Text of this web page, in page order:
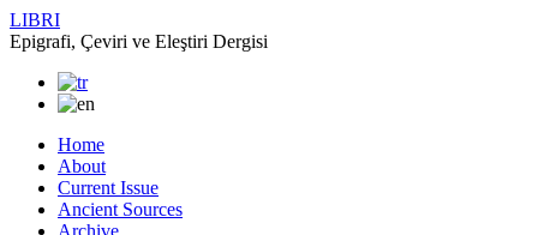
LIBRI
Epigrafi, Çeviri ve Eleştiri Dergisi
Home
About
Current Issue
Ancient Sources
Archive